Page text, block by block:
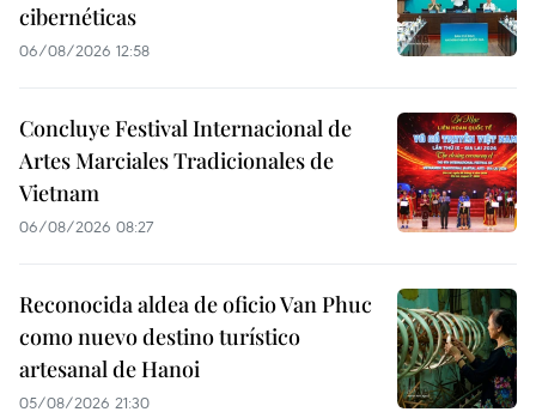
cibernéticas
06/08/2026 12:58
Concluye Festival Internacional de
Artes Marciales Tradicionales de
Vietnam
06/08/2026 08:27
Reconocida aldea de oficio Van Phuc
como nuevo destino turístico
artesanal de Hanoi
05/08/2026 21:30